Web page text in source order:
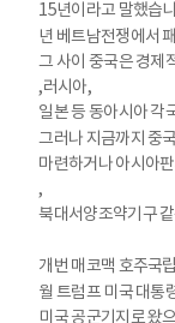
15년이라고 말했습
년 베트남전쟁에서
그 사이 중국은 경제
,러시아,
일본 등 동아시아 각
그러나 지금까지 중
마련하거나 아시아
,
북대서양조약기구
개번 매코맥 호주국
월 트럼프 미국 대통
미국 공군기지로 왔